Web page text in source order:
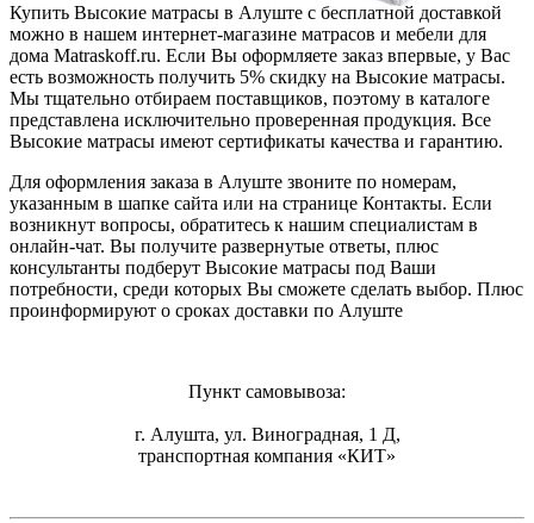
Купить Высокие матрасы в Алуште с бесплатной доставкой
можно в нашем интернет-магазине матрасов и мебели для
дома Matraskoff.ru. Если Вы оформляете заказ впервые, у Вас
есть возможность получить 5% скидку на Высокие матрасы.
Мы тщательно отбираем поставщиков, поэтому в каталоге
представлена исключительно проверенная продукция. Все
Высокие матрасы имеют сертификаты качества и гарантию.
Для оформления заказа в Алуште звоните по номерам,
указанным в шапке сайта или на странице Контакты. Если
возникнут вопросы, обратитесь к нашим специалистам в
онлайн-чат. Вы получите развернутые ответы, плюс
консультанты подберут Высокие матрасы под Ваши
потребности, среди которых Вы сможете сделать выбор. Плюс
проинформируют о сроках доставки по Алуште
Пункт самовывоза:
г. Алушта, ул. Виноградная, 1 Д,
транспортная компания «КИТ»